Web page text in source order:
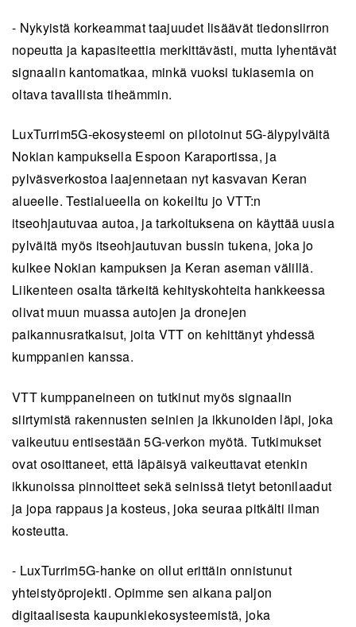
- Nykyistä korkeammat taajuudet lisäävät tiedonsiirron
nopeutta ja kapasiteettia merkittävästi, mutta lyhentävät
signaalin kantomatkaa, minkä vuoksi tukiasemia on
oltava tavallista tiheämmin.
LuxTurrim5G-ekosysteemi on pilotoinut 5G-älypylväitä
Nokian kampuksella Espoon Karaportissa, ja
pylväsverkostoa laajennetaan nyt kasvavan Keran
alueelle. Testialueella on kokeiltu jo VTT:n
itseohjautuvaa autoa, ja tarkoituksena on käyttää uusia
pylväitä myös itseohjautuvan bussin tukena, joka jo
kulkee Nokian kampuksen ja Keran aseman välillä.
Liikenteen osalta tärkeitä kehityskohteita hankkeessa
olivat muun muassa autojen ja dronejen
paikannusratkaisut, joita VTT on kehittänyt yhdessä
kumppanien kanssa.
VTT kumppaneineen on tutkinut myös signaalin
siirtymistä rakennusten seinien ja ikkunoiden läpi, joka
vaikeutuu entisestään 5G-verkon myötä. Tutkimukset
ovat osoittaneet, että läpäisyä vaikeuttavat etenkin
ikkunoissa pinnoitteet sekä seinissä tietyt betonilaadut
ja jopa rappaus ja kosteus, joka seuraa pitkälti ilman
kosteutta.
- LuxTurrim5G-hanke on ollut erittäin onnistunut
yhteistyöprojekti. Opimme sen aikana paljon
digitaalisesta kaupunkiekosysteemistä, joka